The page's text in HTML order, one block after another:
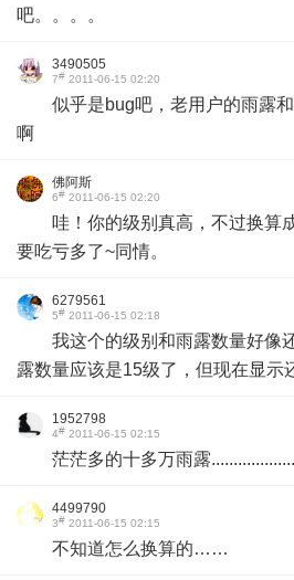
吧。。。。
3490505
7# 2011-06-15 02:20
似乎是bug吧，老用户的雨露
啊
佛阿斯
6# 2011-06-15 02:20
哇！你的级别真高，不过换算
要吃亏多了~同情。
6279561
5# 2011-06-15 02:18
我这个的级别和雨露数量好像
露数量应该是15级了，但现在显示
1952798
4# 2011-06-15 02:15
茫茫多的十多万雨露
4499790
3# 2011-06-15 02:15
不知道怎么换算的……